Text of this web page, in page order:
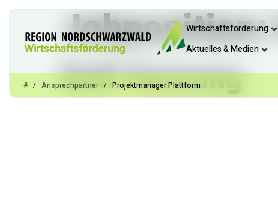
Wirtschaftsförderung
Aktuelles & Medien
# / Ansprechpartner / Projektmanager Plattform
Jobposition:
Ralf Hornung